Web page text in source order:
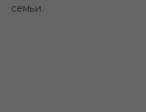
семьи.